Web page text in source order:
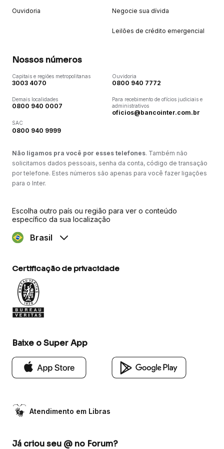
Ouvidoria Negocie sua dívida
Leilões de crédito emergencial
Nossos números
Capitais e regiões metropolitanas
3003 4070
Demais localidades
0800 940 0007
SAC
0800 940 9999
Ouvidoria
0800 940 7772
Para recebimento de ofícios judiciais e
administrativos
oficios@bancointer.com.br
Não ligamos pra você por esses telefones. Também não
solicitamos dados pessoais, senha da conta, código de transação
por telefone. Estes números são apenas para você fazer ligações
para o Inter.
Escolha outro país ou região para ver o conteúdo
específico da sua localização
Brasil
Certificação de privacidade
Baixe o Super App
Atendimento em Libras
Já criou seu @ no Forum?